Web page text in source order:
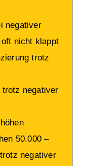
negativer
nicht klappt
trotz
trotz negativer
50.000 –
negativer